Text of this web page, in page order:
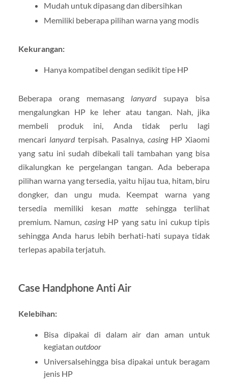
Mudah untuk dipasang dan dibersihkan
Memiliki beberapa pilihan warna yang modis
Kekurangan:
Hanya kompatibel dengan sedikit tipe HP
Beberapa orang memasang lanyardsupaya bisa
mengalungkan HP ke leher atau tangan. Nah, jika
membeli produk ini, Anda tidak perlu lagi
mencari lanyard terpisah. Pasalnya,casing HP Xiaomi
yang satu ini sudah dibekali tali tambahan yang bisa
dikalungkan ke pergelangan tangan. Ada beberapa
pilihan warna yang tersedia, yaitu hijau tua, hitam, biru
dongker, dan ungu muda. Keempat warna yang
tersedia memiliki kesanmatte sehingga terlihat
premium. Namun, casing HP yang satu ini cukup tipis
sehingga Anda harus lebih berhati-hati supaya tidak
terlepas apabila terjatuh.
Case Handphone Anti Air
Kelebihan:
Bisa dipakai di dalam air dan aman untuk
kegiatan outdoor
Universalsehingga bisa dipakai untuk beragam
jenis HP